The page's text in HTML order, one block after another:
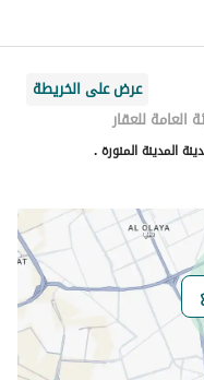
عرض على الخريطة
للعقار
المدينة المنورة .